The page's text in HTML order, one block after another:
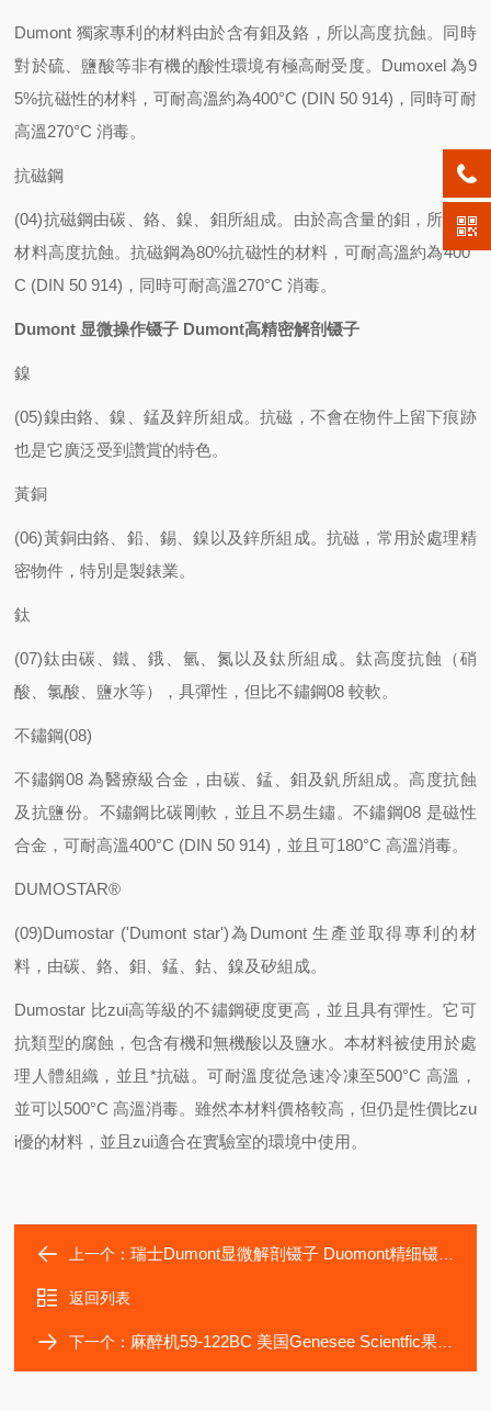
Dumont 獨家專利的材料由於含有鉬及鉻，所以高度抗蝕。同時
對於硫、鹽酸等非有機的酸性環境有極高耐受度。Dumoxel 為9
5%抗磁性的材料，可耐高溫約為400°C (DIN 50 914)，同時可耐
高溫270°C 消毒。
抗磁鋼
(04)抗磁鋼由碳、鉻、鎳、鉬所組成。由於高含量的鉬，所以此
材料高度抗蝕。抗磁鋼為80%抗磁性的材料，可耐高溫約為400°
C (DIN 50 914)，同時可耐高溫270°C 消毒。
Dumont 显微操作镊子 Dumont高精密解剖镊子
鎳
(05)鎳由鉻、鎳、錳及鋅所組成。抗磁，不會在物件上留下痕跡
也是它廣泛受到讚賞的特色。
黃銅
(06)黃銅由鉻、鉛、錫、鎳以及鋅所組成。抗磁，常用於處理精
密物件，特別是製錶業。
鈦
(07)鈦由碳、鐵、鋨、氫、氮以及鈦所組成。鈦高度抗蝕（硝
酸、氯酸、鹽水等），具彈性，但比不鏽鋼08 較軟。
不鏽鋼(08)
不鏽鋼08 為醫療級合金，由碳、錳、鉬及釩所組成。高度抗蝕
及抗鹽份。不鏽鋼比碳剛軟，並且不易生鏽。不鏽鋼08 是磁性
合金，可耐高溫400°C (DIN 50 914)，並且可180°C 高溫消毒。
DUMOSTAR®
(09)Dumostar ('Dumont star')為Dumont 生產並取得專利的材
料，由碳、鉻、鉬、錳、鈷、鎳及矽組成。
Dumostar 比zui高等級的不鏽鋼硬度更高，並且具有彈性。它可
抗類型的腐蝕，包含有機和無機酸以及鹽水。本材料被使用於處
理人體組織，並且*抗磁。可耐溫度從急速冷凍至500°C 高溫，
並可以500°C 高溫消毒。雖然本材料價格較高，但仍是性價比zu
i優的材料，並且zui適合在實驗室的環境中使用。
上一个：瑞士Dumont显微解剖镊子 Duomont精细镊子
返回列表
下一个： 麻醉机59-122BC 美国Genesee Scientfic果蝇麻醉机